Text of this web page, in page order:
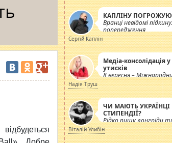
КАПЛІНУ
Вранці невідомі
попередження
Сергій Каплін
Медіа-консолідація
утисків
8 вересня –
журналістів.
Надія Труш
ЧИ МАЮТЬ
СТИПЕНДІЇ?
Рідко пишу лонгріди
але вже просто
інсенуації навколо
Віталій Улибін